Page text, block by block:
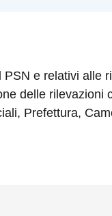
e relativi alle
delle rilevazioni
Prefettura,